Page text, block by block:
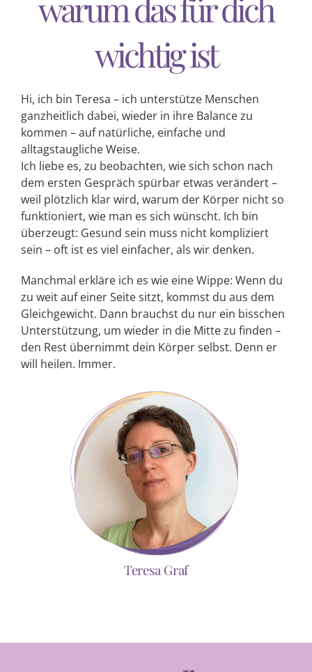
warum das für dich
wichtig ist
Hi, ich bin Teresa – ich unterstütze Menschen
ganzheitlich dabei, wieder in ihre Balance zu
kommen – auf natürliche, einfache und
alltagstaugliche Weise.
Ich liebe es, zu beobachten, wie sich schon nach
dem ersten Gespräch spürbar etwas verändert –
weil plötzlich klar wird, warum der Körper nicht so
funktioniert, wie man es sich wünscht. Ich bin
überzeugt: Gesund sein muss nicht kompliziert
sein – oft ist es viel einfacher, als wir denken.
Manchmal erkläre ich es wie eine Wippe: Wenn du
zu weit auf einer Seite sitzt, kommst du aus dem
Gleichgewicht. Dann brauchst du nur ein bisschen
Unterstützung, um wieder in die Mitte zu finden –
den Rest übernimmt dein Körper selbst. Denn er
will heilen. Immer.
Teresa Graf